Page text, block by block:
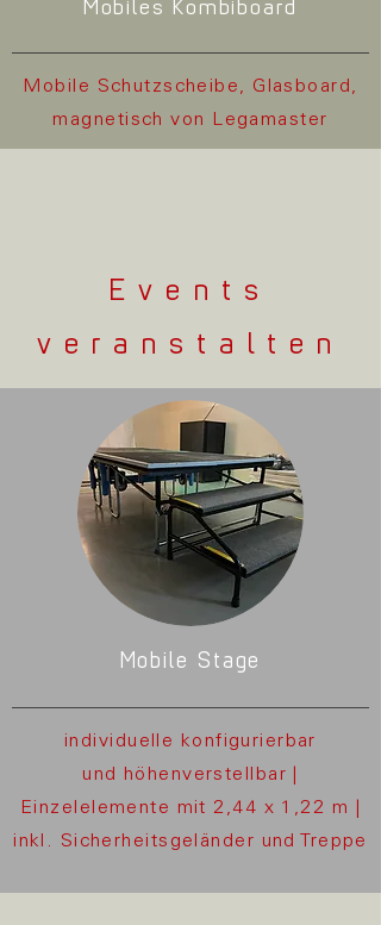
Mobiles Kombiboard
Mobile Schutzscheibe, Glasboard,
magnetisch von Legamaster
Events
veranstalten
Mobile Stage
individuelle konfigurierbar
und
höhenverstellbar |
Einzelelemente mit 2,44 x 1,22 m |
inkl. Sicherheitsgeländer und Treppe